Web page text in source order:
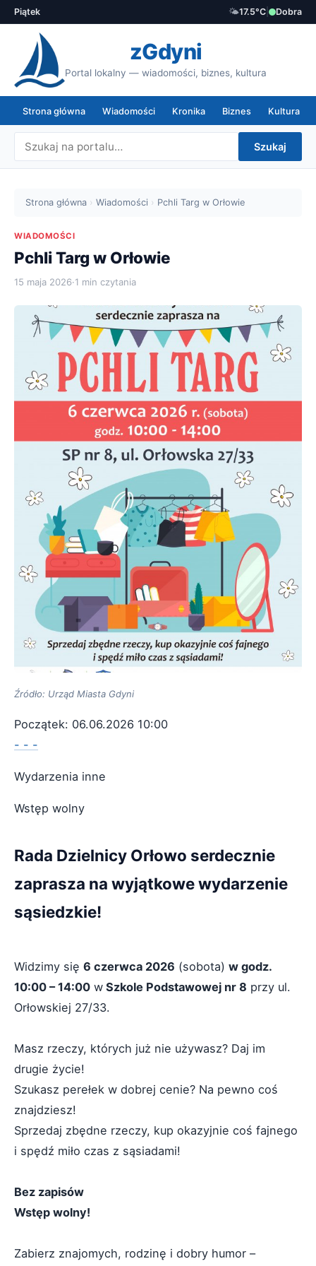
Piątek 🌤️17.5°C Dobra
zGdyni
Portal lokalny — wiadomości, biznes, kultura
Strona główna Wiadomości Kronika Biznes Kultura
Szukaj
Strona główna › Wiadomości › Pchli Targ w Orłowie
WIADOMOŚCI
Pchli Targ w Orłowie
15 maja 2026·1 min czytania
Źródło: Urząd Miasta Gdyni
Początek: 06.06.2026 10:00
- - -
Wydarzenia inne
Wstęp wolny
Rada Dzielnicy Orłowo serdecznie
zaprasza na wyjątkowe wydarzenie
sąsiedzkie!
Widzimy się 6 czerwca 2026 (sobota) w godz.
10:00 – 14:00 w Szkole Podstawowej nr 8 przy ul.
Orłowskiej 27/33.
Masz rzeczy, których już nie używasz? Daj im
drugie życie!
Szukasz perełek w dobrej cenie? Na pewno coś
znajdziesz!
Sprzedaj zbędne rzeczy, kup okazyjnie coś fajnego
i spędź miło czas z sąsiadami!
Bez zapisów
Wstęp wolny!
Zabierz znajomych, rodzinę i dobry humor –